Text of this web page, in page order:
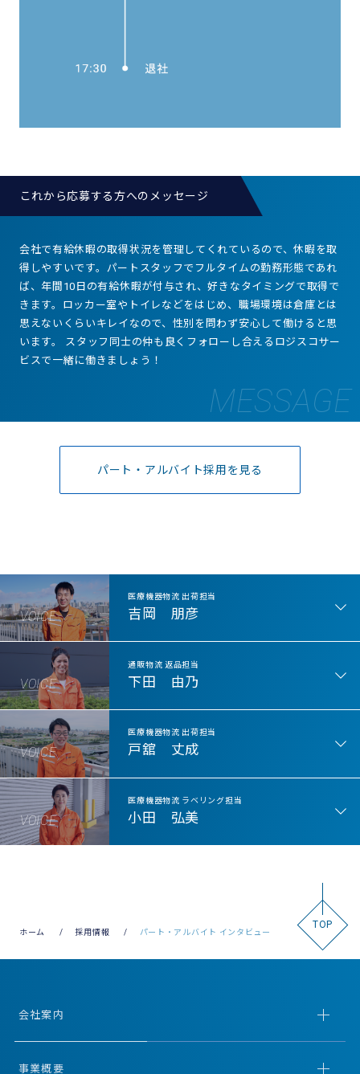
これから応募する方へのメッセージ
会社で有給休暇の取得状況を管理してくれているので、休暇を取
得しやすいです。 パートスタッフでフルタイムの勤務形態であれ
ば、年間10日の有給休暇が付与され、好きなタイミングで取得で
きます。ロッカー室やトイレなどをはじめ、職場環境は倉庫とは
思えないくらいキレイなので、性別を問わず安心して働けると思
います。
スタッフ同士の仲も良くフォローし合えるロジスコサー
ビスで一緒に働きましょう！
パート・アルバイト採用を見る
VOICE
医療機器物流 出荷担当
吉岡 朋彦
VOICE
通販物流 返品担当
下田 由乃
VOICE
医療機器物流 出荷担当
戸舘 丈成
VOICE
医療機器物流 ラベリング担当
小田 弘美
ホーム 採用情報 パート・アルバイト インタビュー
TOP
会社案内
事業概要